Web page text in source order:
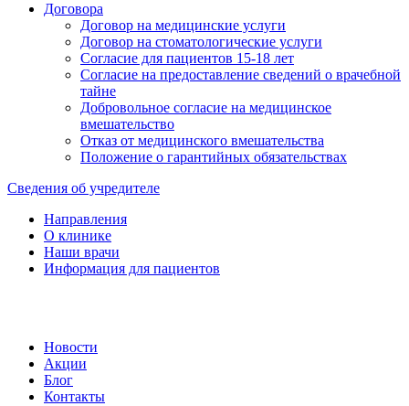
Договора
Договор на медицинские услуги
Договор на стоматологические услуги
Согласие для пациентов 15-18 лет
Согласие на предоставление сведений о врачебной
тайне
Добровольное согласие на медицинское
вмешательство
Отказ от медицинского вмешательства
Положение о гарантийных обязательствах
Сведения об учредителе
Направления
О клинике
Наши врачи
Информация для пациентов
Новости
Акции
Блог
Контакты